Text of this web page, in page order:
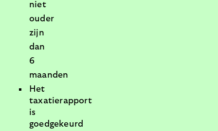
niet
ouder
zijn
dan
6
maanden
Het
taxatierapport
is
goedgekeurd